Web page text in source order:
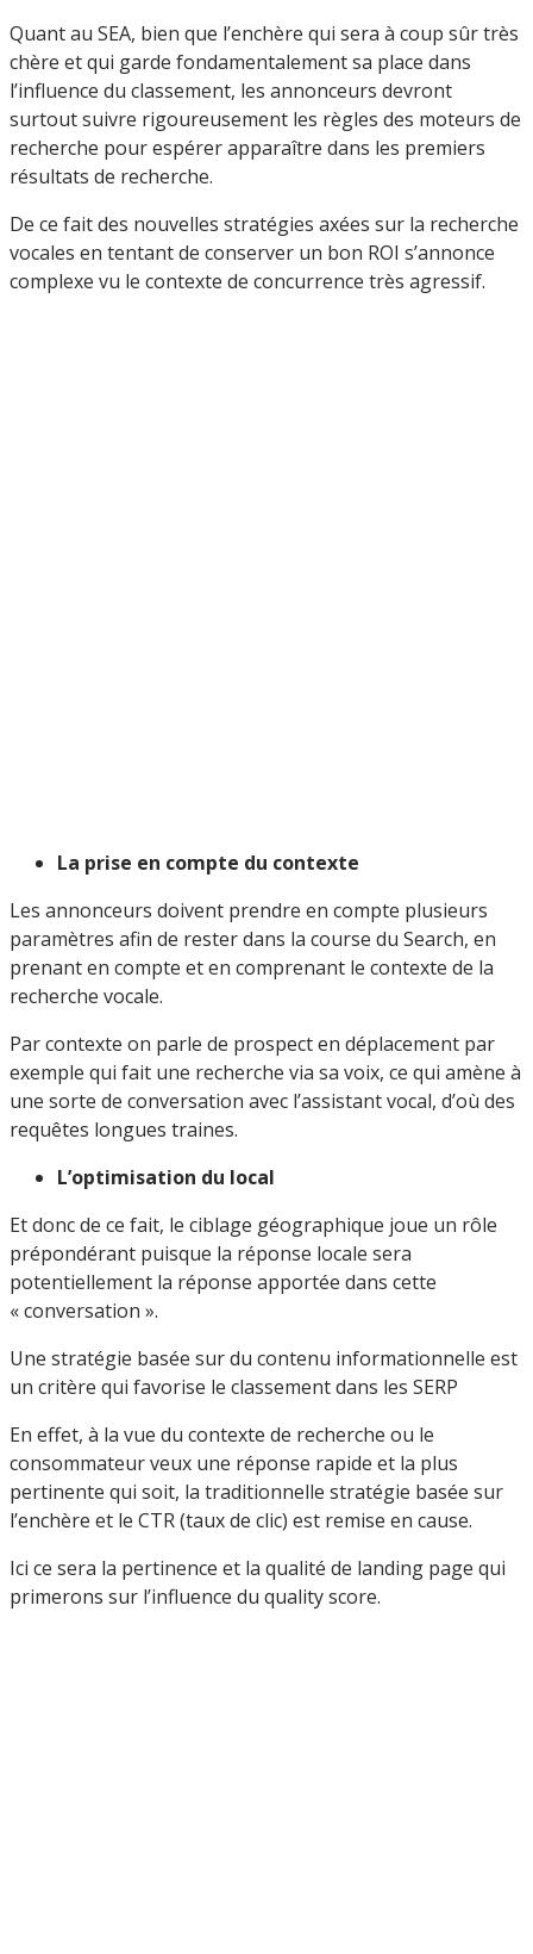
Quant au SEA, bien que l’enchère qui sera à coup sûr très
chère et qui garde fondamentalement sa place dans
l’influence du classement, les annonceurs devront
surtout suivre rigoureusement les règles des moteurs de
recherche pour espérer apparaître dans les premiers
résultats de recherche.
De ce fait des nouvelles stratégies axées sur la recherche
vocales en tentant de conserver un bon ROI s’annonce
complexe vu le contexte de concurrence très agressif.
La prise en compte du contexte
Les annonceurs doivent prendre en compte plusieurs
paramètres afin de rester dans la course du Search, en
prenant en compte et en comprenant le contexte de la
recherche vocale.
Par contexte on parle de prospect en déplacement par
exemple qui fait une recherche via sa voix, ce qui amène à
une sorte de conversation avec l’assistant vocal, d’où des
requêtes longues traines.
L’optimisation du local
Et donc de ce fait, le ciblage géographique joue un rôle
prépondérant puisque la réponse locale sera
potentiellement la réponse apportée dans cette
« conversation ».
Une stratégie basée sur du contenu informationnelle est
un critère qui favorise le classement dans les SERP
En effet, à la vue du contexte de recherche ou le
consommateur veux une réponse rapide et la plus
pertinente qui soit, la traditionnelle stratégie basée sur
l’enchère et le CTR (taux de clic) est remise en cause.
Ici ce sera la pertinence et la qualité de landing page qui
primerons sur l’influence du quality score.